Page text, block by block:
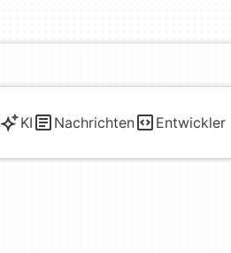
KI Nachrichten Entwickler